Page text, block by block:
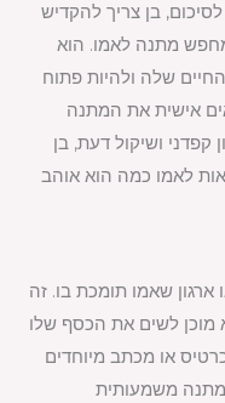
בן צריך להקדיש
מתנה לאמו. הוא
שלה ולהיות פתוח
אישית את המתנה
קפדני ושיקול דעת, בן
לאמו כמה הוא אוהב
ארגון שאמו תומכת בו. זה
מוכן לשים את הכסף שלו
או מכתב מיוחדים
מתנה משמעותית